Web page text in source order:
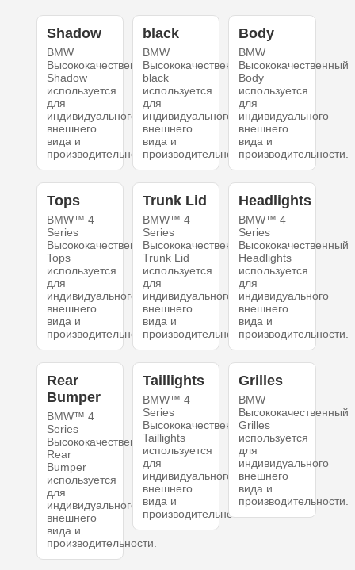
Shadow
BMW
Высококачественный
Shadow
используется
для
индивидуального
внешнего
вида и
производительности.
black
BMW
Высококачественный
black
используется
для
индивидуального
внешнего
вида и
производительности.
Body
BMW
Высококачественный
Body
используется
для
индивидуального
внешнего
вида и
производительности.
Tops
BMW™ 4
Series
Высококачественный
Tops
используется
для
индивидуального
внешнего
вида и
производительности.
Trunk Lid
BMW™ 4
Series
Высококачественный
Trunk Lid
используется
для
индивидуального
внешнего
вида и
производительности.
Headlights
BMW™ 4
Series
Высококачественный
Headlights
используется
для
индивидуального
внешнего
вида и
производительности.
Rear
Bumper
BMW™ 4
Series
Высококачественный
Rear
Bumper
используется
для
индивидуального
внешнего
вида и
производительности.
Taillights
BMW™ 4
Series
Высококачественный
Taillights
используется
для
индивидуального
внешнего
вида и
производительности.
Grilles
BMW
Высококачественный
Grilles
используется
для
индивидуального
внешнего
вида и
производительности.